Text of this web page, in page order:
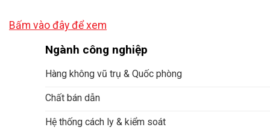
Bấm vào đây để xem
Ngành công nghiệp
Hàng không vũ trụ & Quốc phòng
Chất bán dẫn
Hệ thống cách ly & kiểm soát